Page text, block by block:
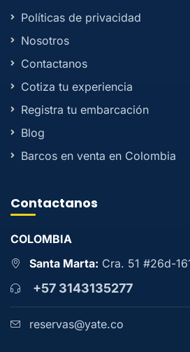
Políticas de privacidad
Nosotros
Contactanos
Cotiza tu experiencia
Registra tu embarcación
Blog
Barcos en venta en Colombia
Contactanos
COLOMBIA
Santa Marta: Cra. 51 #26d-
+57 3143135277
reservas@yate.co